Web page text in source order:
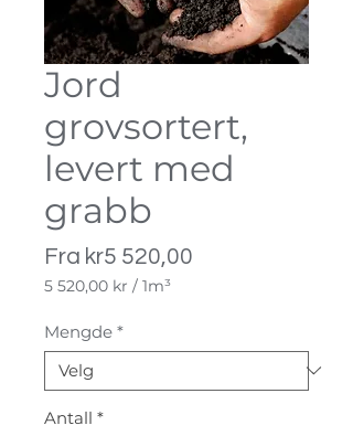
Jord
grovsortert,
levert med
grabb
Fra kr5 520,00
5 520,00 kr / 1m³
per
1
Kubikkmeter
Mengde *
Antall *